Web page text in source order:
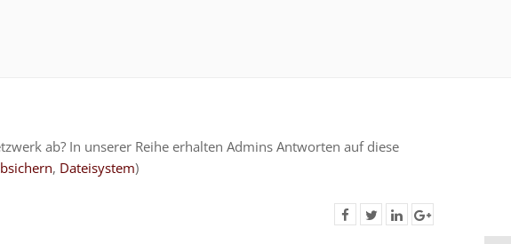
ab? In unserer Reihe erhalten Admins Antworten auf diese
, Dateisystem)